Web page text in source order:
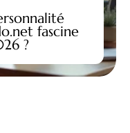
fascine
?